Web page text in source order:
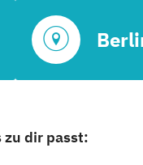
zu dir passt: